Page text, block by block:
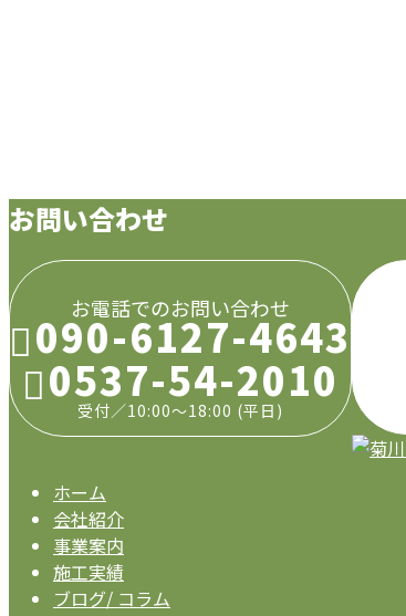
お問い合わせ
お電話でのお問い合わせ
090-6127-4643
0537-54-2010
受付／10:00～18:00 (平日)
ホーム
会社紹介
事業案内
施工実績
ブログ/ コラム